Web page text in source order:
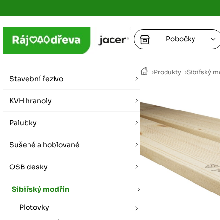
›Produkty ›Sibiřský
Stavební řezivo
KVH hranoly
Palubky
Sušené a hoblované
OSB desky
Sibiřský modřín
Plotovky
Pobočky
+
+
Letní otevírací doba (březen - říjen)
vybírat zde
vybírat zde
Praha
vybírat zde
Plzeň
vybírat zde